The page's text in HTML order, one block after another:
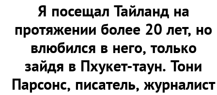
Я посещал Тайланд на
протяжении более 20 лет, но
влюбился в него, только
зайдя в Пхукет-таун. Тони
Парсонс, писатель, журналист